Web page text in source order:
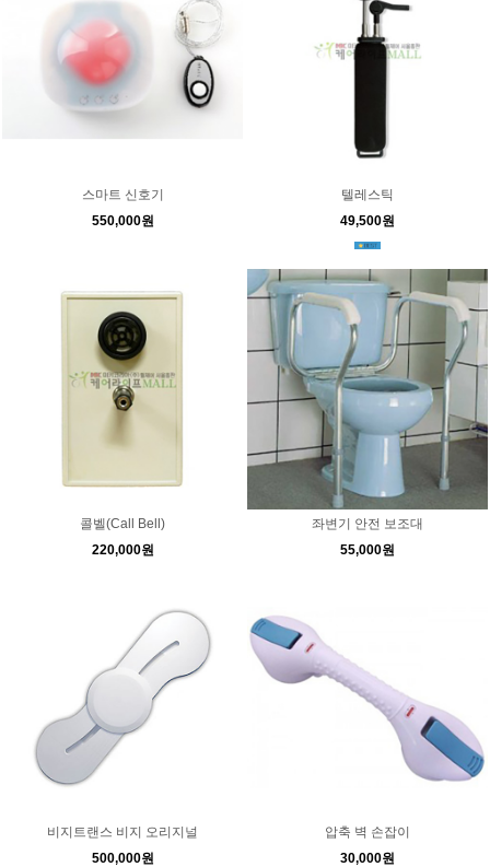
스마트 신호기
550,000원
텔레스틱
49,500원
콜벨(Call Bell)
220,000원
좌변기 안전 보조대
55,000원
비지트랜스 비지 오리지널
500,000원
압축 벽 손잡이
30,000원